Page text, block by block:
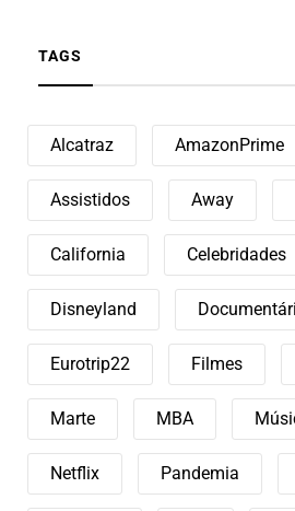
TAGS
Alcatraz AmazonPrime
Assistidos Away
California Celebridades
Disneyland
Eurotrip22 Filmes
Marte MBA
Netflix Pandemia